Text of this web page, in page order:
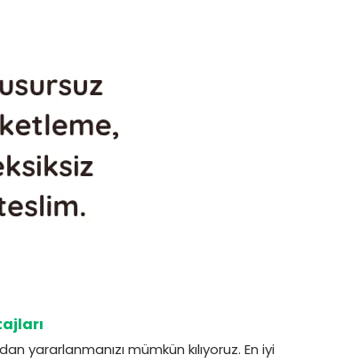
mümkün kılıyoruz. En iyi